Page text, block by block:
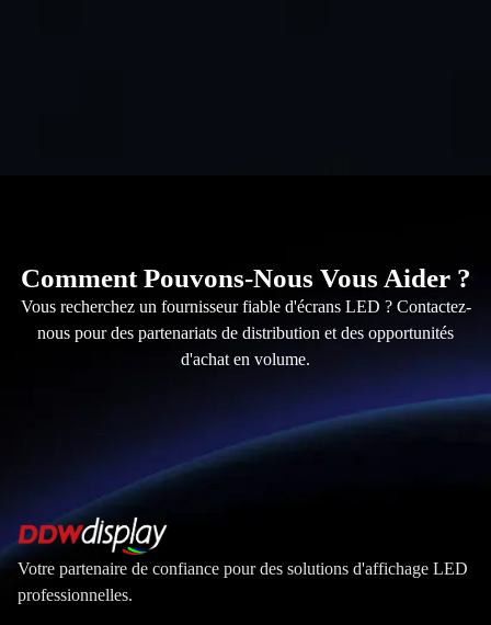
Comment Pouvons-Nous Vous Aider ?
Vous recherchez un fournisseur fiable d'écrans LED ? Contactez-
nous pour des partenariats de distribution et des opportunités
d'achat en volume.
Votre partenaire de confiance pour des solutions d'affichage LED
professionnelles.